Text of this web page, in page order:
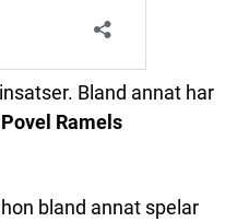
Bland annat har
Povel Ramels
bland annat spelar